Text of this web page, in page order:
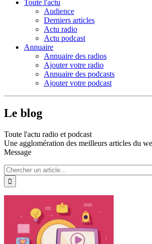
Toute l'actu
Audience
Derniers articles
Actu radio
Actu podcast
Annuaire
Annuaire des radios
Ajouter votre radio
Annuaire des podcasts
Ajouter votre podcast
Le blog
Toute l'actu radio et podcast
Une agglomération des meilleurs articles du
Message